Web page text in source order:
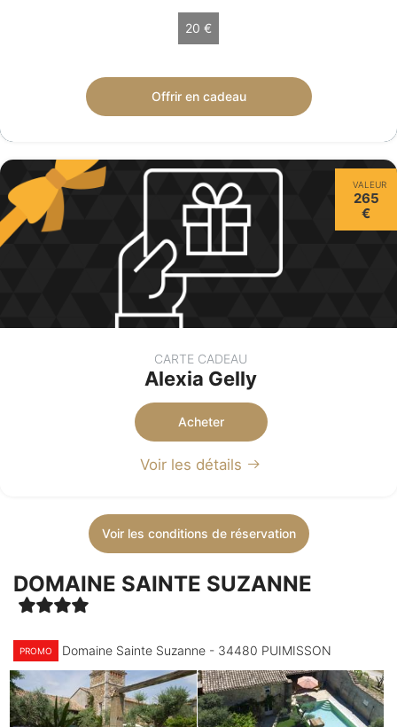
20 €
Offrir en cadeau
VALEUR
265
€
CARTE CADEAU
Alexia Gelly
Acheter
Voir les détails
Voir les conditions de réservation
DOMAINE SAINTE SUZANNE
PROMO Domaine Sainte Suzanne - 34480 PUIMISSON